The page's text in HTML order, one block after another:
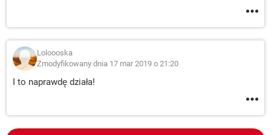
Loloooska
Zmodyfikowany dnia 17 mar 2019 o 21:20
I to naprawdę działa!